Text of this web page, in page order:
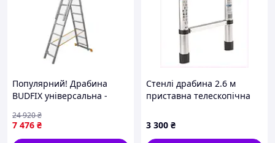
Популярний! Драбина
BUDFIX універсальна -
Краща якість тільки на
Nukleon.com.ua
7 476 ₴
24 920₴
Стенлі драбина 2.6 м
приставна телескопічна
3 300 ₴